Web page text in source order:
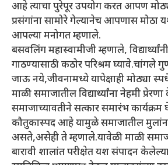
आहे त्याचा पुरेपूर उपयोग करत आपण
प्रसंगांना सामोरे गेल्यानेच आपणास
आपल्या मनोगत म्हणाले.
बसवलिंग महास्वामीजी म्हणाले,
गाठण्यासाठी कठोर परिश्रम घ्यावे.चांगले
जाऊ नये,जीवनामध्ये यापेक्षाही मोठ्या
माळी समाजातील विद्यार्थ्यांना नेहमी
समाजाच्यावतीने सत्कार समारंभ
कौतुकास्पद आहे यामुळे समाजातील
असते,असेही ते म्हणाले.यावेळी माळी
बारावी शालांत परीक्षेत यश संपादन केलेल्या